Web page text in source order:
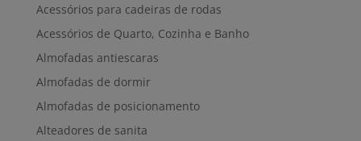
Acessórios para cadeiras de rodas
Acessórios de Quarto, Cozinha e Banho
Almofadas antiescaras
Almofadas de dormir
Almofadas de posicionamento
Alteadores de sanita